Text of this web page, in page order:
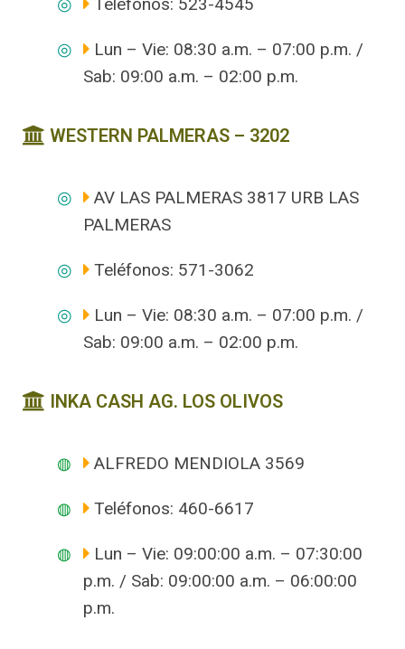
Lun – Vie: 08:30 a.m. – 07:00 p.m. /
Sab: 09:00 a.m. – 02:00 p.m.
WESTERN PALMERAS – 3202
AV LAS PALMERAS 3817 URB LAS
PALMERAS
Teléfonos: 571-3062
Lun – Vie: 08:30 a.m. – 07:00 p.m. /
Sab: 09:00 a.m. – 02:00 p.m.
INKA CASH AG. LOS OLIVOS
ALFREDO MENDIOLA 3569
Teléfonos: 460-6617
Lun – Vie: 09:00:00 a.m. – 07:30:00
p.m. / Sab: 09:00:00 a.m. – 06:00:00
p.m.